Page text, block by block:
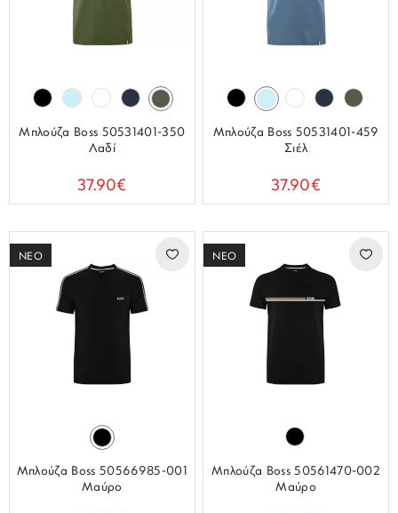
Μπλούζα Boss 50531401-350
Λαδί
37.90€
Μπλούζα Boss 50531401-459
Σιέλ
37.90€
ΝΕΟ
Μπλούζα Boss 50566985-001
Μαύρο
ΝΕΟ
Μπλούζα Boss 50561470-002
Μαύρο